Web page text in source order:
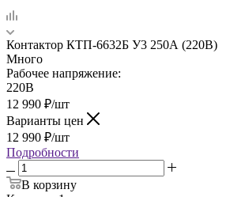
Контактор КТП-6632Б У3 250А (220В)
Много
Рабочее напряжение:
220В
12 990 ₽/шт
Варианты цен
12 990 ₽/шт
Подробности
В корзину